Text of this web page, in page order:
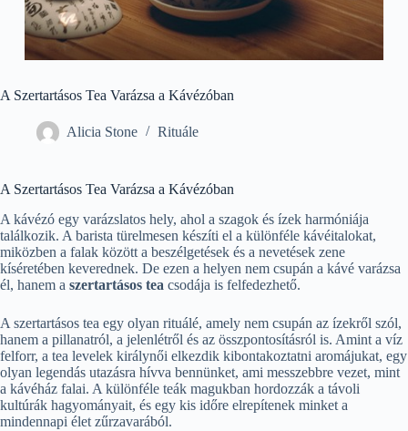
A Szertartásos Tea Varázsa a Kávézóban
Alicia Stone Rituále
A Szertartásos Tea Varázsa a Kávézóban
A kávézó egy varázslatos hely, ahol a szagok és ízek harmóniája
találkozik. A barista türelmesen készíti el a különféle kávéitalokat,
miközben a falak között a beszélgetések és a nevetések zene
kíséretében keverednek. De ezen a helyen nem csupán a kávé varázsa
él, hanem a szertartásos tea csodája is felfedezhető.
A szertartásos tea egy olyan rituálé, amely nem csupán az ízekről szól,
hanem a pillanatról, a jelenlétről és az összpontosításról is. Amint a víz
felforr, a tea levelek királynői elkezdik kibontakoztatni aromájukat, egy
olyan legendás utazásra hívva bennünket, ami messzebbre vezet, mint
a kávéház falai. A különféle teák magukban hordozzák a távoli
kultúrák hagyományait, és egy kis időre elrepítenek minket a
mindennapi élet zűrzavarából.